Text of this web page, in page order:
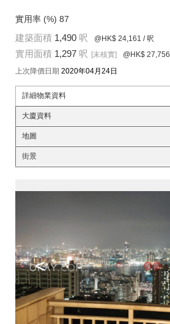
實用率 (%) 87
建築面積 1,490 呎 @HK$ 24,161 / 呎
實用面積 1,297 呎 [未核實] @HK$ 27,756
上次降價日期 2020年04月24日
詳細物業資料
大廈資料
地圖
街景
<